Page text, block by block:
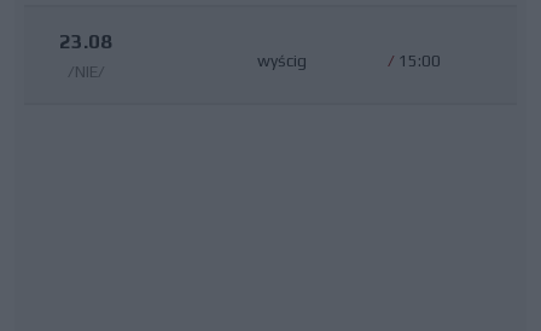
23.08
/NIE/
wyścig / 15:00